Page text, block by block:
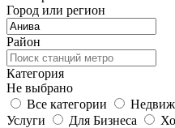
Город или регион
Район
Категория
Не выбрано
Все категории
Услуги
Для Бизнеса